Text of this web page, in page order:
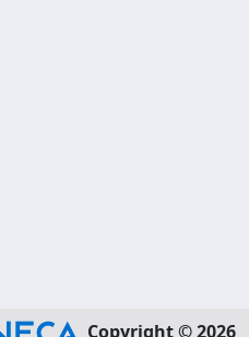
Copyright © 2026